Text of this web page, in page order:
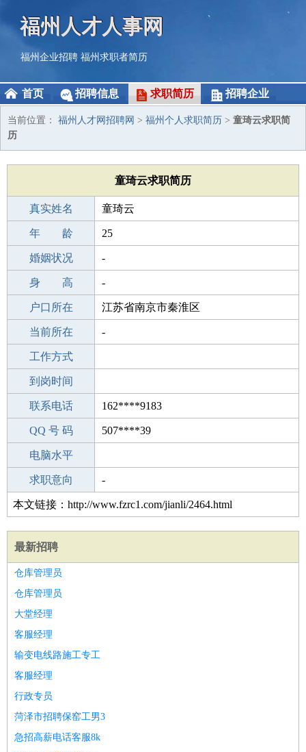
福州人才人事网
福州企业招聘 福州求职者简历
首页 招聘信息 求职简历 招聘企业
当前位置： 福州人才网招聘网 > 福州个人求职简历 > 童琦云求职简
历
童琦云求职简历
真实姓名 童琦云
性 别 女
年 龄 25
出生年月 2001-08-29
婚姻状况 -
学 历 高中
身 高 -
毕业学校 临沂天宝镇中学
户口所在 江苏省南京市秦淮区
所学专业 -
当前所在 -
工作经验
工作方式
驾 照
到岗时间
期望月薪
联系电话 162****9183
手机号码 162****9183
QQ 号 码 507****39
微信号码
电脑水平
外语水平
求职意向 -
本文链接：http://www.fzrc1.com/jianli/2464.html
最新招聘
仓库管理员
仓库管理员
大堂经理
客服经理
输变电线路施工专工
客服经理
行政专员
菏泽市招聘保窑工男3
急招高薪电话客服8k